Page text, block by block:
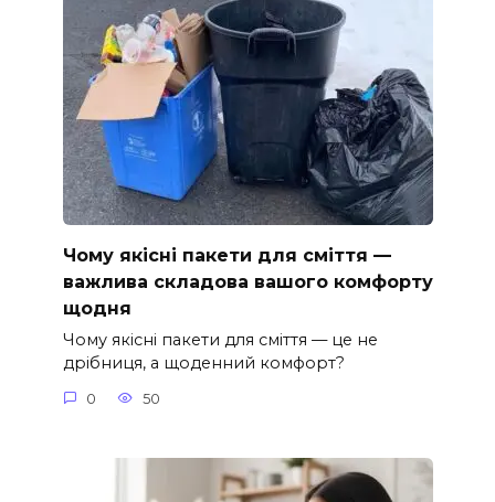
Чому якісні пакети для сміття —
важлива складова вашого комфорту
щодня
Чому якісні пакети для сміття — це не
дрібниця, а щоденний комфорт?
0 50